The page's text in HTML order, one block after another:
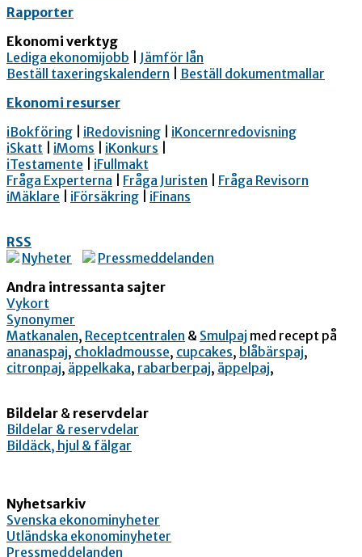
Rapporter
Ekonomi verktyg
Lediga ekonomijobb
Jämför lån
Beställ taxeringskalendern
Beställ dokumentmallar
Ekonomi resurser
iBokföring
iRedovisning
iKoncernredovisning
iSkatt
iMoms iKonkurs
iTestamente
iFullmakt
Fråga Experterna
Fråga Juristen
Fråga Revisorn
iMäklare
iFörsäkring iFinans
RSS
Nyheter
Pressmeddelanden
Andra intressanta sajter
Vykort
Synonymer
Matkanalen, Receptcentralen & Smulpaj med recept på
ananaspaj, chokladmousse, cupcakes, blåbärspaj,
citronpaj, äppelkaka, rabarberpaj, äppelpaj,
Bildelar & reservdelar
Bildelar & reservdelar
Bildäck, hjul & fälgar
Nyhetsarkiv
Svenska ekonominyheter
Utländska ekonominyheter
Pressmeddelanden